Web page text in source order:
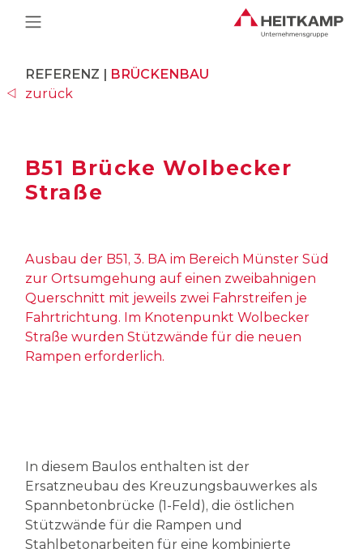
Main Navigation
REFERENZ | BRÜCKENBAU
zurück
B51 Brücke Wolbecker
Straße
Ausbau der B51, 3. BA im Bereich Münster Süd
zur Ortsumgehung auf einen zweibahnigen
Querschnitt mit jeweils zwei Fahrstreifen je
Fahrtrichtung. Im Knotenpunkt Wolbecker
Straße wurden Stützwände für die neuen
Rampen erforderlich.
In diesem Baulos enthalten ist der
Ersatzneubau des Kreuzungsbauwerkes als
Spannbetonbrücke (1-Feld), die östlichen
Stützwände für die Rampen und
Stahlbetonarbeiten für eine kombinierte